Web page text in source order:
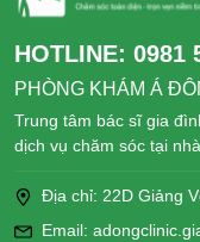
HOTLINE: 0981
PHÒNG KHÁM Á
Trung tâm bác sĩ gia
dịch vụ chăm sóc tại
Địa chỉ: 22D Giảng
Email: